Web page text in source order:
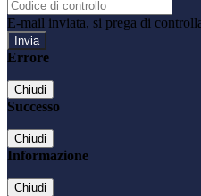
E-mail inviata, si prega di
Errore
Chiudi
Successo
Chiudi
Informazione
Chiudi